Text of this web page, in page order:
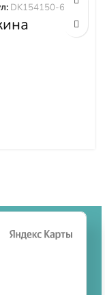
6400
DK154150-6400